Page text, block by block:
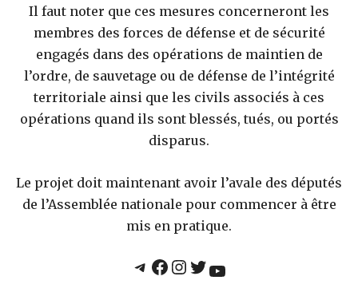
Il faut noter que ces mesures concerneront les
membres des forces de défense et de sécurité
engagés dans des opérations de maintien de
l’ordre, de sauvetage ou de défense de l’intégrité
territoriale ainsi que les civils associés à ces
opérations quand ils sont blessés, tués, ou portés
disparus.
Le projet doit maintenant avoir l’avale des députés
de l’Assemblée nationale pour commencer à être
mis en pratique.
Telegram Facebook Instagram Twitter YouTube